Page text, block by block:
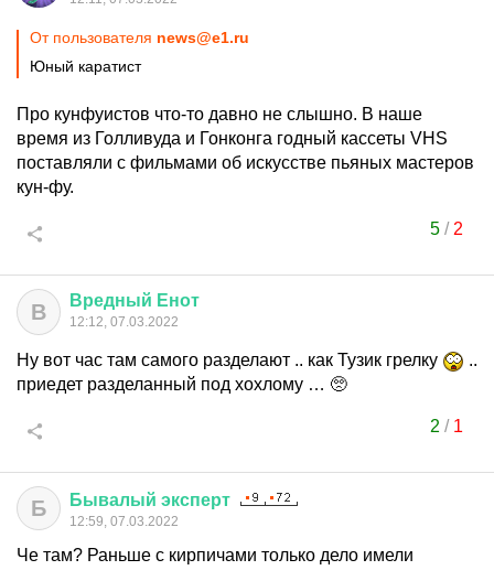
От пользователя news@e1.ru
Юный каратист
Про кунфуистов что-то давно не слышно. В наше
время из Голливуда и Гонконга годный кассеты VHS
поставляли с фильмами об искусстве пьяных мастеров
кун-фу.
5/ 2
В Вредный Енот
12:12, 07.03.2022
Ну вот час там самого разделают .. как Тузик грелку
..
приедет разделанный под хохлому … 🥺
2 / 1
Б Бывалый эксперт
12:59, 07.03.2022
Че там? Раньше с кирпичами только дело имели